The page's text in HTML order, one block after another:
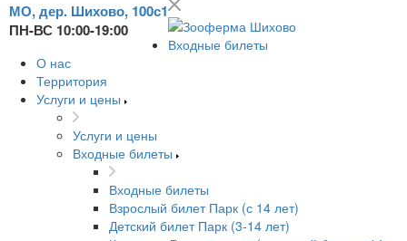
МО, дер. Шихово, 100с1
ПН-ВС 10:00-19:00
Входные билеты
О нас
Территория
Услуги и цены
Услуги и цены
Входные билеты
Входные билеты
Взрослый билет Парк (с 14 лет)
Детский билет Парк (3-14 лет)